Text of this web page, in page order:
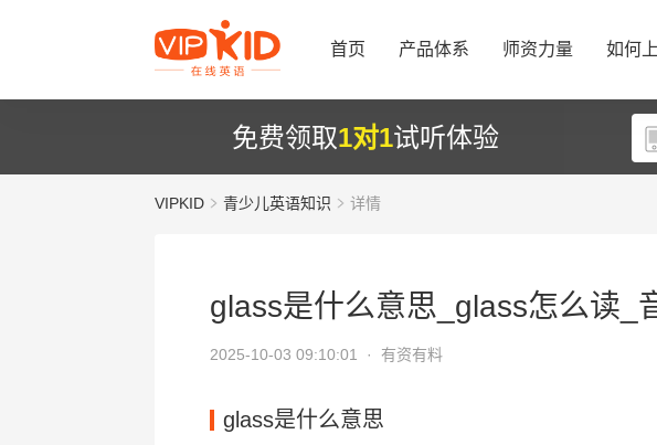
首页 产品体系 师资力量 如何
免费领取1对1试听体验
VIPKID 青少儿英语知识 详情
glass是什么意思_glass怎么读_
2025-10-03 09:10:01 · 有资有料
glass是什么意思